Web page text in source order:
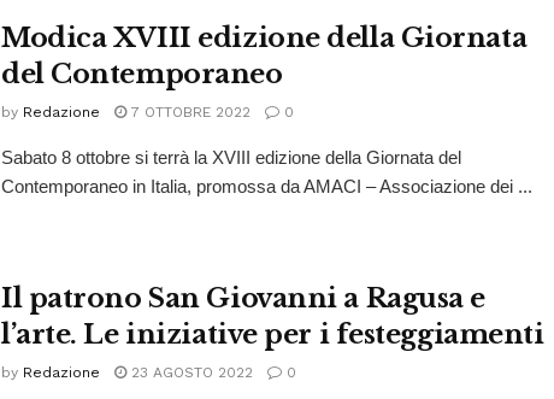
Modica XVIII edizione della Giornata
del Contemporaneo
by Redazione 7 OTTOBRE 2022 0
Sabato 8 ottobre si terrà la XVIII edizione della Giornata del
Contemporaneo in Italia, promossa da AMACI – Associazione dei ...
Il patrono San Giovanni a Ragusa e
l’arte. Le iniziative per i festeggiamenti
by Redazione 23 AGOSTO 2022 0